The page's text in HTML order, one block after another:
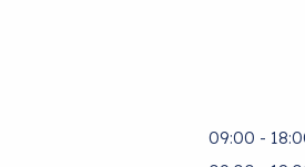
09:00 -